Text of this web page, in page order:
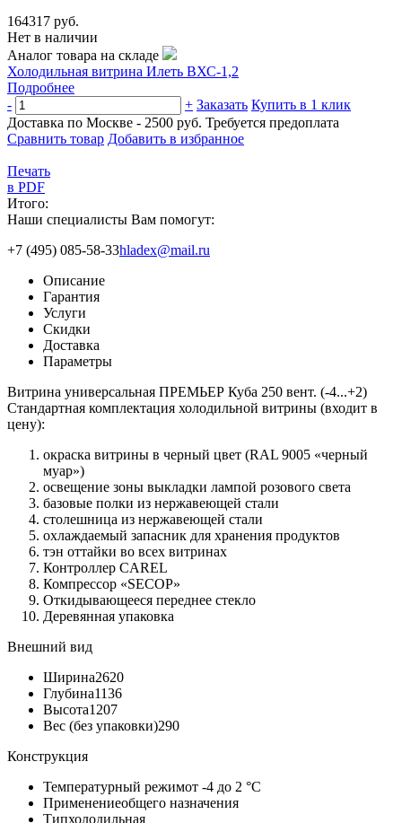
164317 руб.
Нет в наличии
Аналог товара на складе
Холодильная витрина Илеть ВХС-1,2
Подробнее
-
+ Заказать Купить в 1 клик
Доставка по Москве - 2500 руб. Требуется предоплата
Сравнить товар Добавить в избранное
Печать
в PDF
Итого:
Наши специалисты Вам помогут:
+7 (495) 085-58-33hladex@mail.ru
Описание
Гарантия
Услуги
Скидки
Доставка
Параметры
Витрина универсальная ПРЕМЬЕР Куба 250 вент. (-4...+2)
Стандартная комплектация холодильной витрины (входит в
цену):
окраска витрины в черный цвет (RAL 9005 «черный
муар»)
освещение зоны выкладки лампой розового света
базовые полки из нержавеющей стали
столешница из нержавеющей стали
охлаждаемый запасник для хранения продуктов
тэн оттайки во всех витринах
Контроллер CAREL
Компрессор «SECOP»
Откидывающееся переднее стекло
Деревянная упаковка
Внешний вид
Ширина2620
Глубина1136
Высота1207
Вес (без упаковки)290
Конструкция
Температурный режимот -4 до 2 °C
Применениеобщего назначения
Типхолодильная